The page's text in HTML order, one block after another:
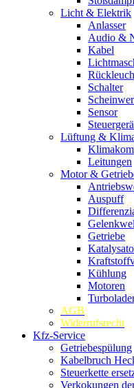
Licht & Elektrik
Anlasser
Audio &
Kabel
Schalter
Sensor
Lüftung &
Leitungen
Motor &
Auspuff
Getriebe
Kühlung
Motoren
AGB
Widerrufsrecht
Kfz-Service
Getriebespülung
Kabelbruch
Steuerkette
Verkokungen